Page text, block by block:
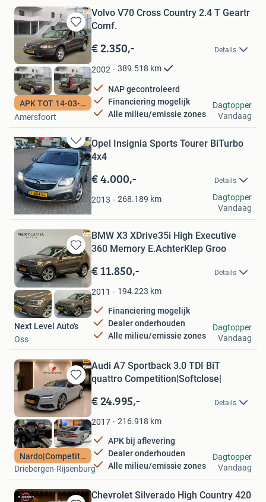
Bewaren
in
Mijn
Favorieten
APK TOT 14-03-2027
Volvo V70 Cross Country 2.4 T Geartr
Comf.
€ 2.350,- Details
2002 389.518 km
NAP gecontroleerd
Financiering mogelijk
Alle milieu/emissie zones
Autohandel Honing
Amersfoort
Dagtopper
Vandaag
Bewaren
Mijn
Favorieten
Opel Insignia Sports Tourer BiTurbo
4x4
€ 4.000,- Details
2013 268.189 km
Ad Donnie
Hoogvliet Rotterdam
Dagtopper
Vandaag
Bewaren
in
Mijn
Favorieten
BMW X3 XDrive35i High Executive
360 Memory E.AchterKlep Groo
€ 11.850,- Details
2011 194.223 km
Financiering mogelijk
Dealer onderhouden
Alle milieu/emissie zones
Next Level Auto's
Oss
Dagtopper
Vandaag
Bewaren
in
Mijn
Favorieten
Nardo|Competition
Audi A7 Sportback 3.0 TDI BiT
quattro Competition|Softclose|
€ 24.995,- Details
2017 216.918 km
APK bij aflevering
Dealer onderhouden
Alle milieu/emissie zones
MP Automotive
Driebergen-Rijsenburg
Dagtopper
Vandaag
Chevrolet Silverado High Country 420